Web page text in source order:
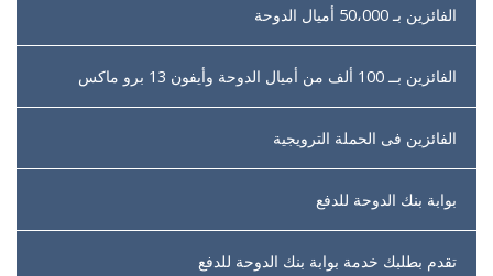
الفائزين بـ 50،000 أميال الدوحة
الفائزين بــ 100 ألف من أميال الدوحة وأيفون 13 برو ماكس
الفائزين فى الحملة الترويجية
بوابة بنك الدوحة للدفع
تقدم بطلبك خدمة بوابة بنك الدوحة للدفع